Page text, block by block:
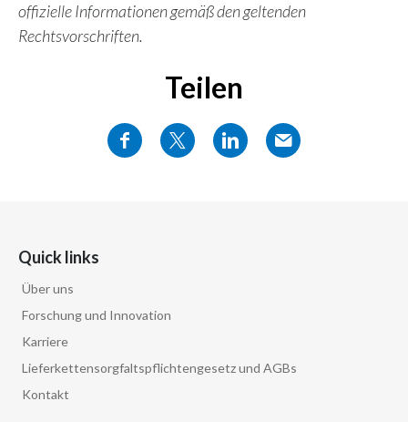
offizielle Informationen gemäß den geltenden
Rechtsvorschriften.
Teilen
Quick links
Über uns
Forschung und Innovation
Karriere
Lieferkettensorgfaltspflichtengesetz und AGBs
Kontakt